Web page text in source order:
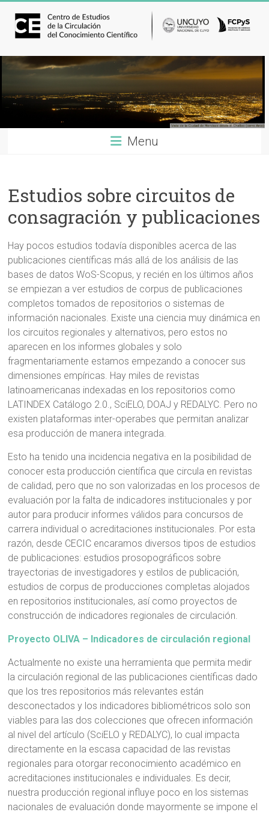
Menu
Estudios sobre circuitos de
consagración y publicaciones
Hay pocos estudios todavía disponibles acerca de las
publicaciones científicas más allá de los análisis de las
bases de datos WoS-Scopus, y recién en los últimos años
se empiezan a ver estudios de corpus de publicaciones
completos tomados de repositorios o sistemas de
información nacionales. Existe una ciencia muy dinámica en
los circuitos regionales y alternativos, pero estos no
aparecen en los informes globales y solo
fragmentariamente estamos empezando a conocer sus
dimensiones empíricas. Hay miles de revistas
latinoamericanas indexadas en los repositorios como
LATINDEX Catálogo 2.0., SciELO, DOAJ y REDALYC. Pero no
existen plataformas inter-operabes que permitan analizar
esa producción de manera integrada.
Esto ha tenido una incidencia negativa en la posibilidad de
conocer esta producción científica que circula en revistas
de calidad, pero que no son valorizadas en los procesos de
evaluación por la falta de indicadores institucionales y por
autor para producir informes válidos para concursos de
carrera individual o acreditaciones institucionales. Por esta
razón, desde CECIC encaramos diversos tipos de estudios
de publicaciones: estudios prosopográficos sobre
trayectorias de investigadores y estilos de publicación,
estudios de corpus de producciones completas alojados
en repositorios institucionales, así como proyectos de
construcción de indicadores regionales de circulación.
Proyecto OLIVA – Indicadores de circulación regional
Actualmente no existe una herramienta que permita medir
la circulación regional de las publicaciones científicas dado
que los tres repositorios más relevantes están
desconectados y los indicadores bibliométricos solo son
viables para las dos colecciones que ofrecen información
al nivel del artículo (SciELO y REDALYC), lo cual impacta
directamente en la escasa capacidad de las revistas
regionales para otorgar reconocimiento académico en
acreditaciones institucionales e individuales. Es decir,
nuestra producción regional influye poco en los sistemas
nacionales de evaluación donde mayormente se impone el